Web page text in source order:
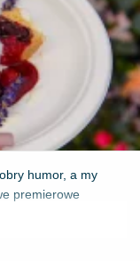
humor, a my
premierowe